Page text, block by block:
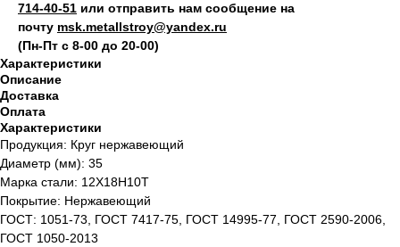
714‑40-51 или отправить нам сообщение на
почту msk.metallstroy@yandex.ru
(Пн-Пт с 8-00 до 20-00)
Характеристики
Описание
Доставка
Оплата
Характеристики
Продукция: Круг нержавеющий
Диаметр (мм): 35
Марка стали: 12Х18Н10Т
Покрытие: Нержавеющий
ГОСТ: 1051-73, ГОСТ 7417-75, ГОСТ 14995-77, ГОСТ 2590-2006,
ГОСТ 1050-2013